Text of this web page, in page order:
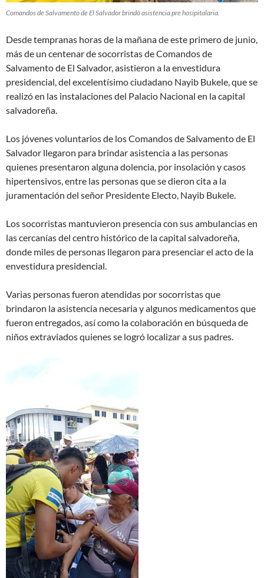
Comandos de Salvamento de El Salvador brindó asistencia pre hosipitalaria.
Desde tempranas horas de la mañana de este primero de junio,
más de un centenar de socorristas de Comandos de
Salvamento de El Salvador, asistieron a la envestidura
presidencial, del excelentísimo ciudadano Nayib Bukele, que se
realizó en las instalaciones del Palacio Nacional en la capital
salvadoreña.
Los jóvenes voluntarios de los Comandos de Salvamento de El
Salvador llegaron para brindar asistencia a las personas
quienes presentaron alguna dolencia, por insolación y casos
hipertensivos, entre las personas que se dieron cita a la
juramentación del señor Presidente Electo, Nayib Bukele.
Los socorristas mantuvieron presencia con sus ambulancias en
las cercanías del centro histórico de la capital salvadoreña,
donde miles de personas llegaron para presenciar el acto de la
envestidura presidencial.
Varias personas fueron atendidas por socorristas que
brindaron la asistencia necesaria y algunos medicamentos que
fueron entregados, así como la colaboración en búsqueda de
niños extraviados quienes se logró localizar a sus padres.